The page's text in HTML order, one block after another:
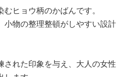
ヒョウ柄のかばんです。
小物の整理整頓がしやすい設計
された印象を与え、大人の女性